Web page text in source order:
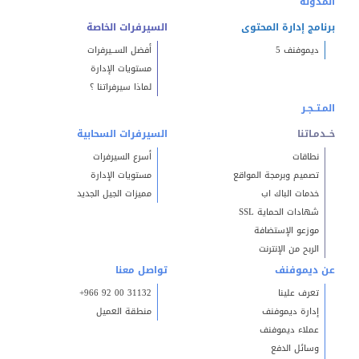
برنامج إدارة المحتوى
ديموفنف 5
السيرفرات الخاصة
أفضل الســيرفرات
مستويات الإدارة
لماذا سيرفراتنا ؟
المـتــجـر
خــدمـاتنا
نطاقات
تصميم وبرمجة المواقع
خدمات الباك اب
شهادات الحماية SSL
موزعو الإستضافة
الربح من الإنترنت
السيرفرات السحابية
أسرع السيرفرات
مستويات الإدارة
مميزات الجيل الجديد
عن ديموفنف
تعرف علينا
إدارة ديموفنف
عملاء ديموفنف
وسائل الدفع
تواصل معنا
+966 92 00 31132
منطقة العميل